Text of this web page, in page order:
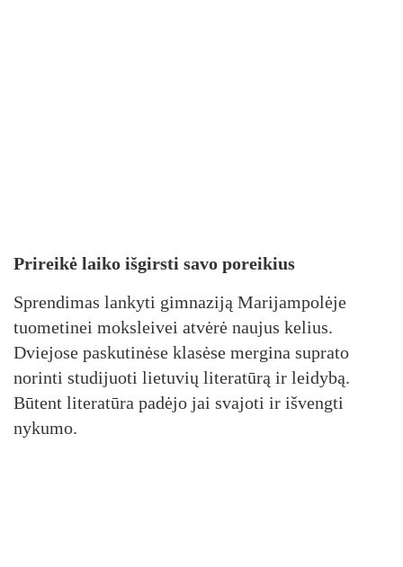
Prireikė laiko išgirsti savo poreikius
Sprendimas lankyti gimnaziją Marijampolėje
tuometinei moksleivei atvėrė naujus kelius.
Dviejose paskutinėse klasėse mergina suprato
norinti studijuoti lietuvių literatūrą ir leidybą.
Būtent literatūra padėjo jai svajoti ir išvengti
nykumo.